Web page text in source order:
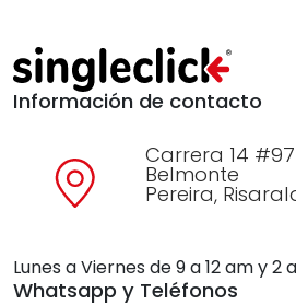
Información de contacto
Carrera 14
Belmonte
Pereira,
Lunes a Viernes de 9 a 12 am y 2
Whatsapp y Teléfonos